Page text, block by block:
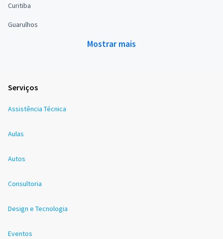
Curitiba
Guarulhos
Mostrar mais
Serviços
Assistência Técnica
Aulas
Autos
Consultoria
Design e Tecnologia
Eventos